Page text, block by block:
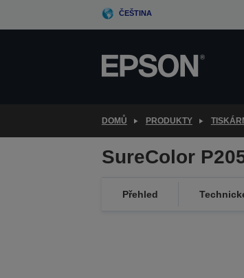
ČEŠTINA
DOMŮ PRODUKTY
SureColor
Přehled